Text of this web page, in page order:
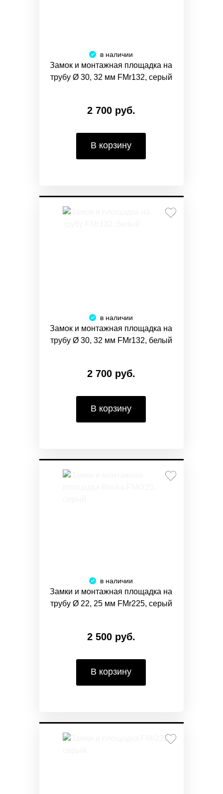
в наличии
Замок и монтажная площадка на
трубу Ø 30, 32 мм FMr132, серый
2 700 руб.
В корзину
в наличии
Замок и монтажная площадка на
трубу Ø 30, 32 мм FMr132, белый
2 700 руб.
В корзину
в наличии
Замки и монтажная площадка на
трубу Ø 22, 25 мм FMr225, серый
2 500 руб.
В корзину